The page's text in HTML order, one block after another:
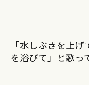
「水しぶきを上
を浴びて」と歌っ